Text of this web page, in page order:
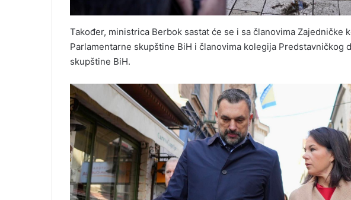
Također, ministrica Berbok sastat će se i sa članovima Zajedničke
Parlamentarne skupštine BiH i članovima kolegija Predstavničkog
skupštine BiH.